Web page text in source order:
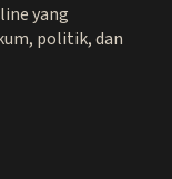
yang
politik, dan